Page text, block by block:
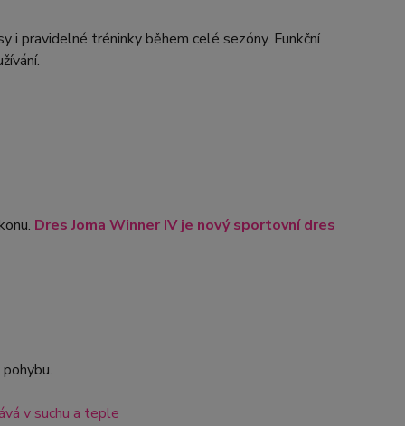
i pravidelné tréninky během celé sezóny. Funkční
Dres Joma Winner IV je nový sportovní dres
v suchu a teple